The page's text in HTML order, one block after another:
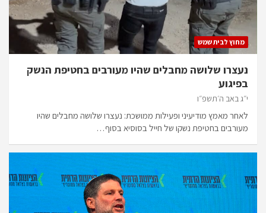
מחוץ לבית שמש
נעצרו שלושה מחבלים שהיו מעורבים בחטיפת הנשק
בפיגוע
י״ג באב ה׳תשפ״ו
לאחר מאמץ מודיעיני ופעילות ממושכת: נעצרו שלושה מחבלים שהיו
מעורבים בחטיפת נשקו של חייל בסוסיא בסוף…